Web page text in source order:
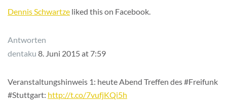
Dennis Schwartze liked this on Facebook.
Antworten
dentaku 8. Juni 2015 at 7:59
Veranstaltungshinweis 1: heute Abend Treffen des #Freifunk
#Stuttgart: http://t.co/7vufjKQi5h